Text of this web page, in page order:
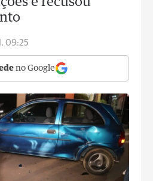
09:25
no Google